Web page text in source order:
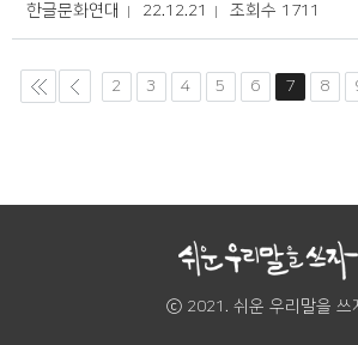
한글문화연대 22.12.21 조회수 1711
2 3 4 5 6 7 8
ⓒ 2021. 쉬운 우리말을 쓰